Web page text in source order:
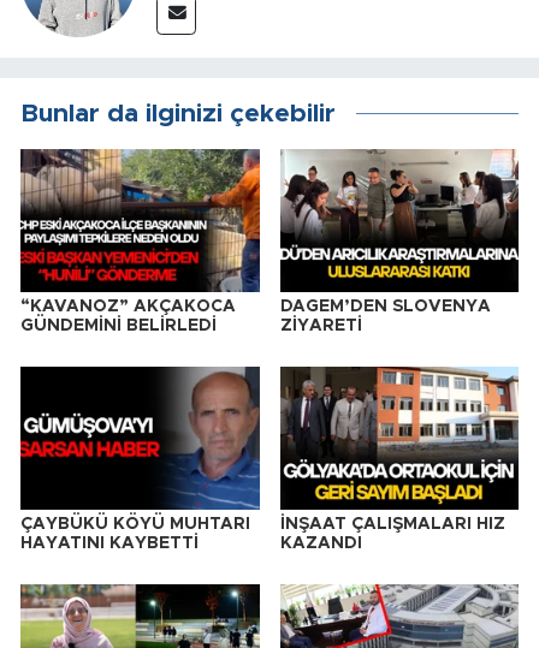
Bunlar da ilginizi çekebilir
“KAVANOZ” AKÇAKOCA
GÜNDEMİNİ BELİRLEDİ
DAGEM’DEN SLOVENYA
ZİYARETİ
ÇAYBÜKÜ KÖYÜ MUHTARI
HAYATINI KAYBETTİ
İNŞAAT ÇALIŞMALARI HIZ
KAZANDI